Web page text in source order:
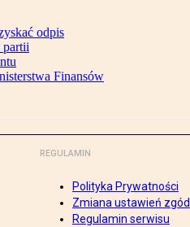
odpis
partii
Finansów
REGULAMIN
Polityka Prywatności
Zmiana ustawień zgód
Regulamin serwisu